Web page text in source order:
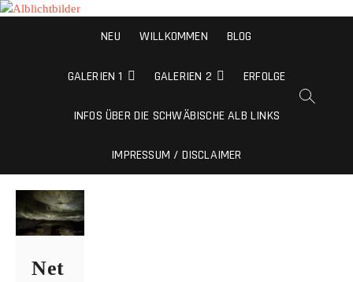
Alblichtbilder
NATURFOTOS VON DER SCHWÄBISCHEN ALB
NEU WILLKOMMEN BLOG
GALERIEN 1 GALERIEN 2 ERFOLGE
INFOS ÜBER DIE SCHWÄBISCHE ALB LINKS
IMPRESSUM / DISCLAIMER
Net